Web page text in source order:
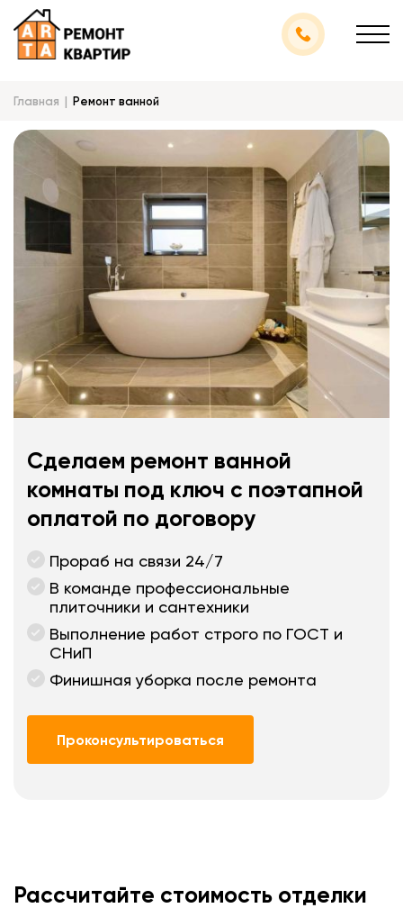
Главная Ремонт ванной
Сделаем ремонт ванной
комнаты под ключ с поэтапной
оплатой по договору
Прораб на связи 24/7
В команде профессиональные
плиточники и сантехники
Выполнение работ строго по ГОСТ и
СНиП
Финишная уборка после ремонта
Проконсультироваться
Рассчитайте стоимость отделки